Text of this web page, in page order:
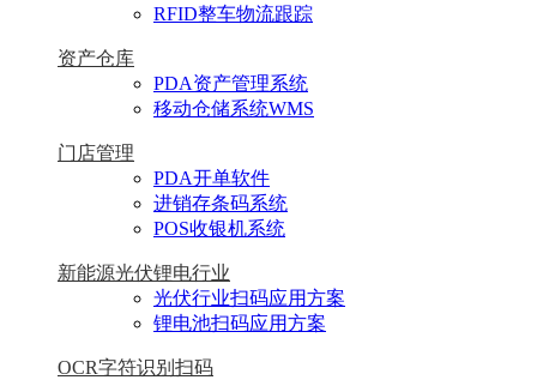
RFID整车物流跟踪
资产仓库
PDA资产管理系统
移动仓储系统WMS
门店管理
PDA开单软件
进销存条码系统
POS收银机系统
新能源光伏锂电行业
光伏行业扫码应用方案
锂电池扫码应用方案
OCR字符识别扫码